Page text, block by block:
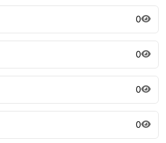
0
0
0
0